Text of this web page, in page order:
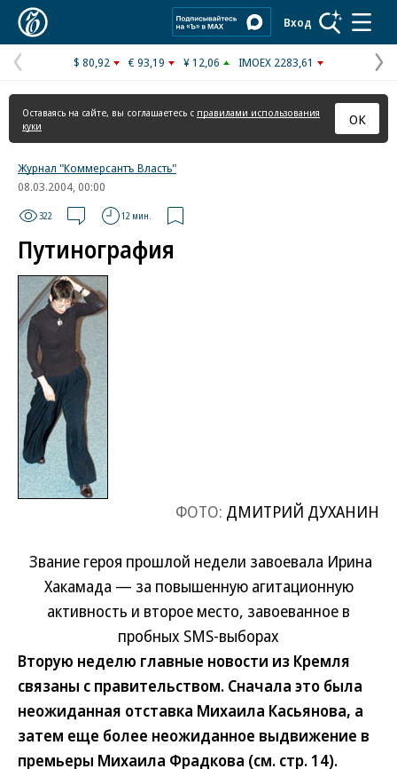
Вход
Предыдущая
страница
$ 80,92 € 93,19 ¥ 12,06 IMOEX 2283,61
Оставаясь на сайте, вы соглашаетесь с правилами использования
куки
ОК
Журнал "Коммерсантъ Власть"
08.03.2004, 00:00
322 12 мин.
Путинография
ФОТО: ДМИТРИЙ ДУХАНИН
Звание героя прошлой недели завоевала Ирина
Хакамада — за повышенную агитационную
активность и второе место, завоеванное в
пробных SMS-выборах
Вторую неделю главные новости из Кремля
связаны с правительством. Сначала это была
неожиданная отставка Михаила Касьянова, а
затем еще более неожиданное выдвижение в
премьеры Михаила Фрадкова (см. стр. 14).